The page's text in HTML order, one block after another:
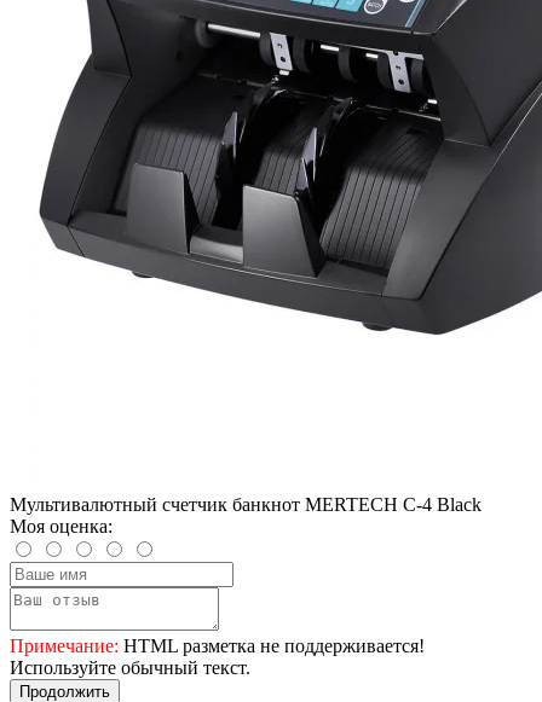
Мультивалютный счетчик банкнот MERTECH C-4 Black
Моя оценка:
Примечание: HTML разметка не поддерживается!
Используйте обычный текст.
Продолжить